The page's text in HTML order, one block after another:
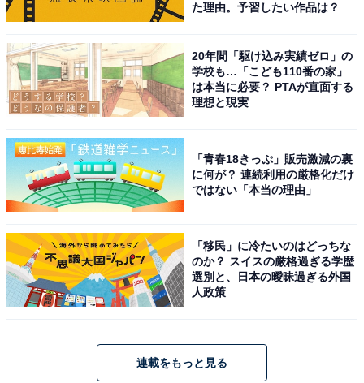
た理由。予習したい作品は？
20年間「駆け込み実績ゼロ」の
学校も…「こども110番の家」
は本当に必要？ PTAが直面する
理想と現実
「青春18きっぷ」販売激減の裏
に何が？ 連続利用の厳格化だけ
ではない「本当の理由」
「移民」に冷たいのはどっちな
のか？ スイスの厳格過ぎる学歴
選別と、日本の曖昧過ぎる外国
人政策
連載をもっと見る